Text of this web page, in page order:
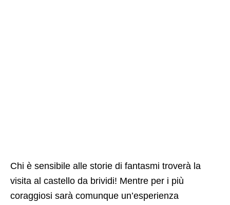
Chi è sensibile alle storie di fantasmi troverà la
visita al castello da brividi! Mentre per i più
coraggiosi sarà comunque un’esperienza